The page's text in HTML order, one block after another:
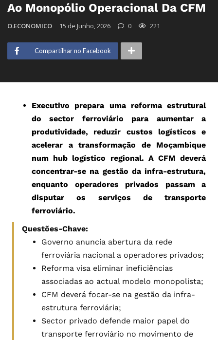
Ao Monopólio Operacional Da CFM
O.ECONOMICO 15 de Junho, 2026 0 221
Compartilhar no Facebook
Executivo prepara uma reforma estrutural
do sector ferroviário para aumentar a
produtividade, reduzir custos logísticos e
acelerar a transformação de Moçambique
num hub logístico regional. A CFM deverá
concentrar-se na gestão da infra-estrutura,
enquanto operadores privados passam a
disputar os serviços de transporte
ferroviário.
Questões-Chave:
Governo anuncia abertura da rede
ferroviária nacional a operadores privados;
Reforma visa eliminar ineficiências
associadas ao actual modelo monopolista;
CFM deverá focar-se na gestão da infra-
estrutura ferroviária;
Sector privado defende maior papel do
transporte ferroviário no movimento de